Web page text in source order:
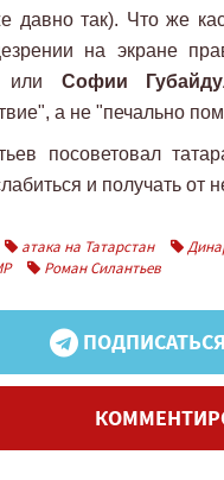
давно так). Что же
на экране
или Софии
а не "печально
посоветовал
и получать от
атака на Татарстан
Роман Силантьев